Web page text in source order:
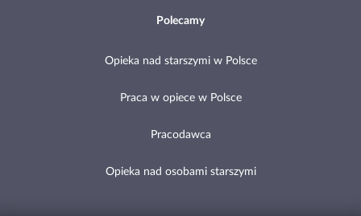
Polecamy
Opieka nad starszymi w Polsce
Praca w opiece w Polsce
Pracodawca
Opieka nad osobami starszymi